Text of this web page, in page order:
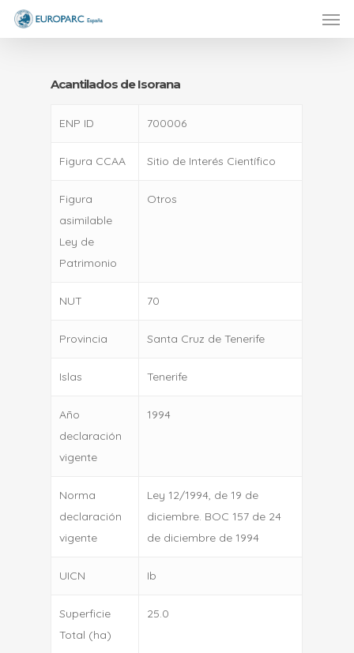
Skip
Acantilados de Isorana
ENP ID 700006
Figura CCAA Sitio de Interés Científico
Figura
asimilable
Ley de
Patrimonio
Otros
NUT 70
Provincia Santa Cruz de Tenerife
Islas Tenerife
Año
declaración
vigente
1994
Norma
declaración
vigente
Ley 12/1994, de 19 de
diciembre. BOC 157 de 24
de diciembre de 1994
UICN Ib
Superficie
Total (ha)
25.0